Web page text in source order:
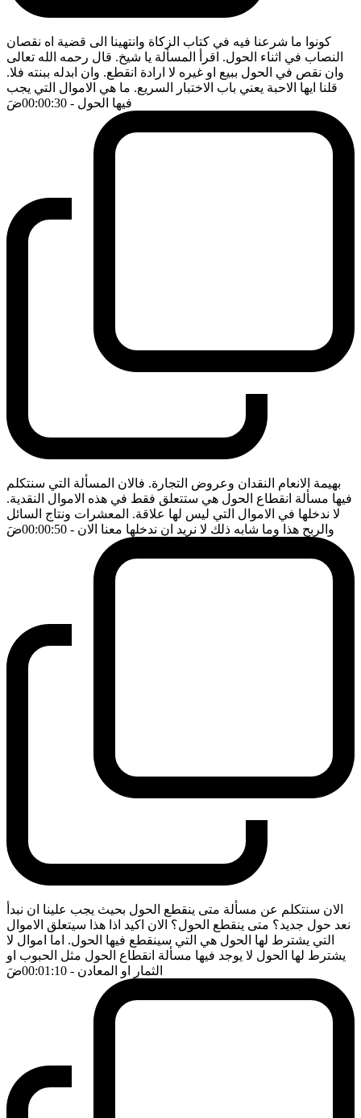
كونوا ما شرعنا فيه في كتاب الزكاة وانتهينا الى قضية اه نقصان
النصاب في اثناء الحول. اقرأ المسألة يا شيخ. قال رحمه الله تعالى
وان نقص في الحول ببيع او غيره لا ارادة انقطع. وان ابدله ببنته فلا.
قلنا ايها الاحبة يعني باب الاختبار السريع. ما هي الاموال التي يجب
فيها الحول - 00:00:30 ضَ
بهيمة الانعام النقدان وعروض التجارة. فالان المسألة التي سنتكلم
فيها مسألة انقطاع الحول هي ستتعلق فقط في هذه الاموال النقدية.
لا ندخلها في الاموال التي ليس لها علاقة. المعشرات ونتاج السائل
والربح هذا وما شابه ذلك لا نريد ان ندخلها معنا الان - 00:00:50 ضَ
الان سنتكلم عن مسألة متى ينقطع الحول بحيث يجب علينا ان نبدأ
نعد حول جديد؟ متى ينقطع الحول؟ الان اكيد اذا هذا سيتعلق الاموال
التي يشترط لها الحول هي التي سينقطع فيها الحول. اما اموال لا
يشترط لها الحول لا يوجد فيها مسألة انقطاع الحول مثل الحبوب او
الثمار او المعادن - 00:01:10 ضَ